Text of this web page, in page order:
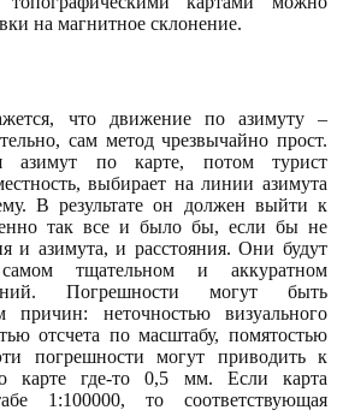
на магнитное склонение.
что движение по азимуту –
сам метод чрезвычайно прост.
азимут по карте, потом турист
выбирает на линии азимута
В результате он должен выйти к
так все и было бы, если бы не
и азимута, и расстояния. Они будут
тщательном и аккуратном
Погрешности могут быть
причин: неточностью визуального
отсчета по масштабу, помятостью
погрешности могут приводить к
карте где-то 0,5 мм. Если карта
1:100000, то соответствующая